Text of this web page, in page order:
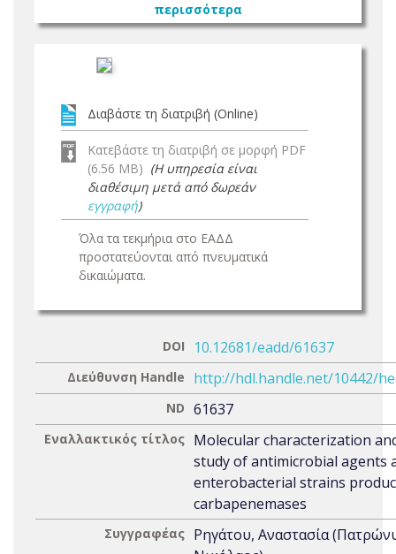
περισσότερα
Διαβάστε τη διατριβή (Online)
Κατεβάστε τη διατριβή σε μορφή PDF
(6.56 MB) (Η υπηρεσία είναι
διαθέσιμη μετά από δωρεάν
εγγραφή)
Όλα τα τεκμήρια στο ΕΑΔΔ
προστατεύονται από πνευματικά
δικαιώματα.
DOI 10.12681/eadd/61637
Διεύθυνση Handle http://hdl.handle.net/10442/
ND 61637
Εναλλακτικός τίτλος Molecular characterization
study of antimicrobial agents
enterobacterial strains
carbapenemases
Συγγραφέας Ρηγάτου, Αναστασία